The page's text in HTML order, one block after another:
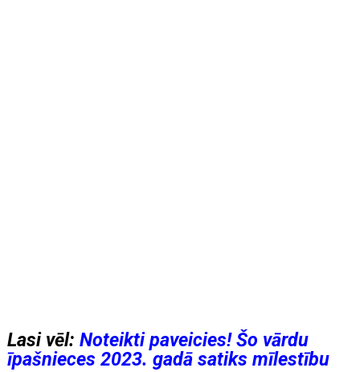
Lasi vēl:Noteikti paveicies! Šo vārdu
īpašnieces 2023. gadā satiks mīlestību